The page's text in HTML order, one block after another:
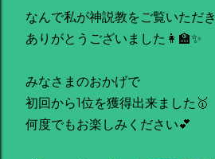
なんで私が神説教をご覧いただき
ありがとうございました👩‍🏫✨
みなさまのおかげで
初回から1位を獲得出来ました🥇
何度でもお楽しみください💕